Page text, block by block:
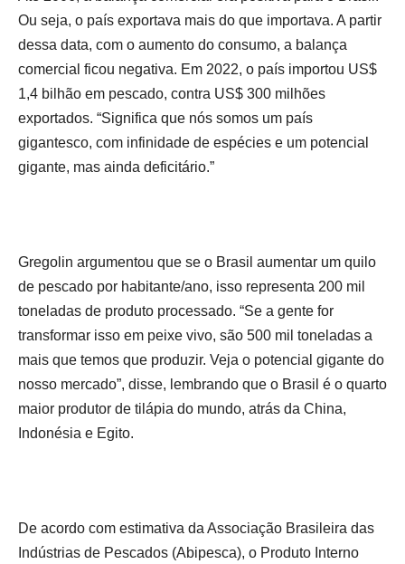
Ou seja, o país exportava mais do que importava. A partir
dessa data, com o aumento do consumo, a balança
comercial ficou negativa. Em 2022, o país importou US$
1,4 bilhão em pescado, contra US$ 300 milhões
exportados. “Significa que nós somos um país
gigantesco, com infinidade de espécies e um potencial
gigante, mas ainda deficitário.”
Gregolin argumentou que se o Brasil aumentar um quilo
de pescado por habitante/ano, isso representa 200 mil
toneladas de produto processado. “Se a gente for
transformar isso em peixe vivo, são 500 mil toneladas a
mais que temos que produzir. Veja o potencial gigante do
nosso mercado”, disse, lembrando que o Brasil é o quarto
maior produtor de tilápia do mundo, atrás da China,
Indonésia e Egito.
De acordo com estimativa da Associação Brasileira das
Indústrias de Pescados (Abipesca), o Produto Interno